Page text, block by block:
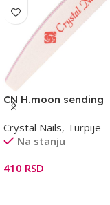
CN H.moon sending
#180/200 turpija pink
Crystal Nails, Turpije
Na stanju
410 RSD